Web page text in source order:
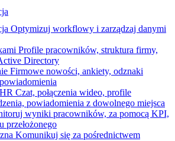
Optymizuj workflowy i zarządzaj danymi
Profile pracowników, struktura firmy,
Directory
Firmowe nowości, ankiety, odznaki
Czat, połączenia wideo, profile
powiadomienia z dowolnego miejsca
wyniki pracowników, za pomocą KPI,
przełożonego
Komunikuj się za pośrednictwem